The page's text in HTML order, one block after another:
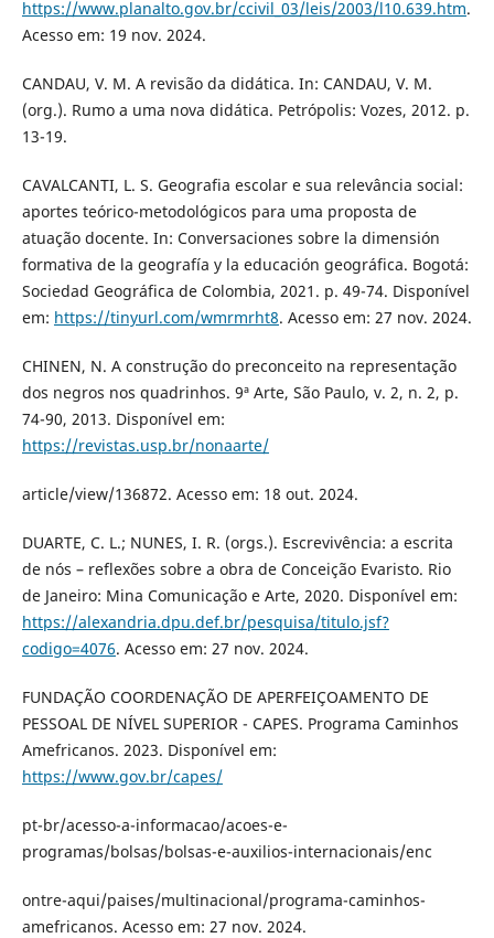
https://www.planalto.gov.br/ccivil_03/leis/2003/l10.639.htm.
Acesso em: 19 nov. 2024.
CANDAU, V. M. A revisão da didática. In: CANDAU, V. M.
(org.). Rumo a uma nova didática. Petrópolis: Vozes, 2012. p.
13-19.
CAVALCANTI, L. S. Geografia escolar e sua relevância social:
aportes teórico-metodológicos para uma proposta de
atuação docente. In: Conversaciones sobre la dimensión
formativa de la geografía y la educación geográfica. Bogotá:
Sociedad Geográfica de Colombia, 2021. p. 49-74. Disponível
em: https://tinyurl.com/wmrmrht8. Acesso em: 27 nov. 2024.
CHINEN, N. A construção do preconceito na representação
dos negros nos quadrinhos. 9ª Arte, São Paulo, v. 2, n. 2, p.
74-90, 2013. Disponível em:
https://revistas.usp.br/nonaarte/
article/view/136872. Acesso em: 18 out. 2024.
DUARTE, C. L.; NUNES, I. R. (orgs.). Escrevivência: a escrita
de nós – reflexões sobre a obra de Conceição Evaristo. Rio
de Janeiro: Mina Comunicação e Arte, 2020. Disponível em:
https://alexandria.dpu.def.br/pesquisa/titulo.jsf?
codigo=4076. Acesso em: 27 nov. 2024.
FUNDAÇÃO COORDENAÇÃO DE APERFEIÇOAMENTO DE
PESSOAL DE NÍVEL SUPERIOR - CAPES. Programa Caminhos
Amefricanos. 2023. Disponível em:
https://www.gov.br/capes/
pt-br/acesso-a-informacao/acoes-e-
programas/bolsas/bolsas-e-auxilios-internacionais/enc
ontre-aqui/paises/multinacional/programa-caminhos-
amefricanos. Acesso em: 27 nov. 2024.